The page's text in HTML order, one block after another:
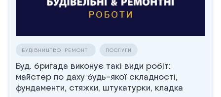
БУДІВНИЦТВО, РЕМОНТ ПОСЛУГИ
Буд. бригада виконує такі види робіт:
майстер по даху будь-якої складності,
фундаменти, стяжки, штукатурки, кладка